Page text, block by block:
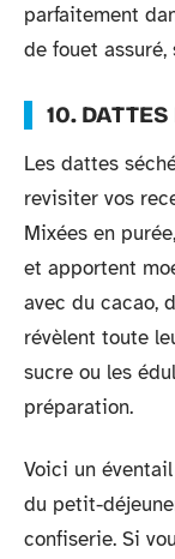
parfaitement
de fouet
10.
Les dattes
revisiter vos
Mixées en
et apportent
avec du cacao,
révèlent toute
sucre ou les
préparation.
Voici un
du petit-
confiserie. Si